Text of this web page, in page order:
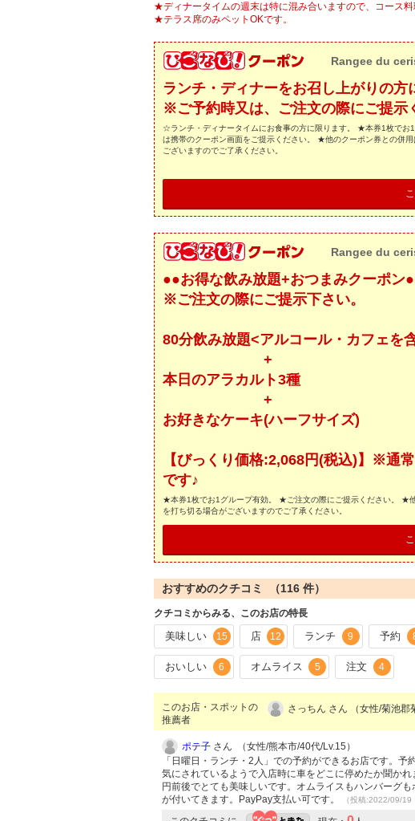
★ディナータイムの週末は特に混み合いますので、コース
★テラス席のみペットOKです。
Rangee du
ランチ・ディナーをお召し上がりの
※ご予約時又は、ご注文の際にご提示
☆ランチ・ディナータイムにお食事の方に限ります。 ★本券1枚でお
は携帯のクーポン画面をご提示ください。 ★他のクーポン券との併
ございますのでご了承ください。
Rangee du
●●お得な飲み放題+おつまみクーポン
※ご注文の際にご提示下さい。
80分飲み放題<アルコール・カフェを
+
本日のアラカルト3種
+
お好きなケーキ(ハーフサイズ)
【びっくり価格:2,068円(税込)】※通
です♪
★本券1枚でお1グループ有効。 ★ご注文の際にご提示ください。 ★
を打ち切る場合がございますのでご了承ください。
おすすめのクチコミ （116 件）
クチコミからみる、このお店の特長
美味しい 15 店 12 ランチ 9 予約
おいしい 6 オムライス 5 注文 4
このお店・スポットの
推薦者
さっちん さん （女性/菊池郡
ポテ子 さん （女性/熊本市/40代/Lv.15）
「日曜日・ランチ・2人」での予約ができるお店です。
気にされているようで入店時に車をどこに停めたか聞か
円前後でとても美味しいです。オムライスもハンバーグ
が付いてきます。PayPay支払い可です。
（投稿:2022/09/